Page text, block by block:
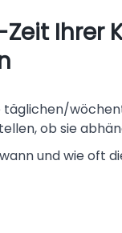
Ihrer
täglichen/
ob sie
wann und wie oft